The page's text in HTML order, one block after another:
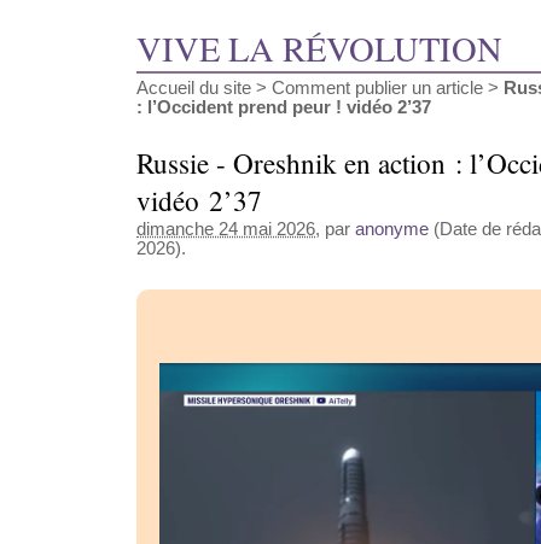
VIVE LA RÉVOLUTION
Accueil du site > Comment publier un article >
: l’Occident prend peur ! vidéo 2’37
Russie - Oreshnik en action :
vidéo 2’37
dimanche 24 mai 2026, par anonyme (Date de
2026).